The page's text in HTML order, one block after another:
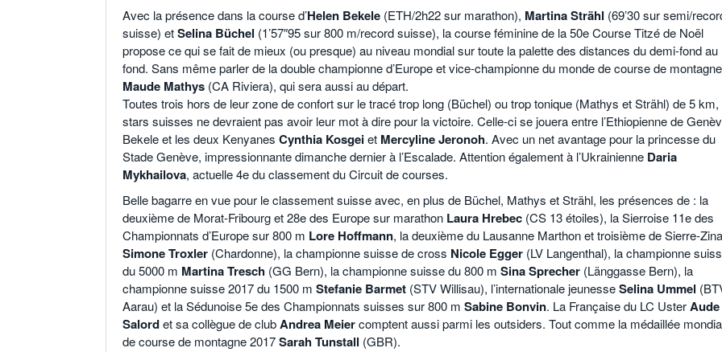
Avec la présence dans la course d’Helen Bekele (ETH/2h22 sur marathon), Martina Strähl (69’30 sur semi/
suisse) etSelina Büchel (1’57″95 sur 800 m/record suisse), la course féminine de la 50e Course Titzé de Noël
propose ce qui se fait de mieux (ou presque) au niveau mondial sur toute la palette des distances du demi-fond au
fond. Sans même parler de la double championne d’Europe et vice-championne du monde de course de montagne
Maude Mathys (CA Riviera), qui sera aussi au départ.
Toutes trois hors de leur zone de confort sur le tracé trop long (Büchel) ou trop tonique (Mathys et Strähl) de 5 km,
stars suisses ne devraient pas avoir leur mot à dire pour la victoire. Celle-ci se jouera entre l’Ethiopienne de
Bekele et les deux Kenyanes Cynthia Kosgeiet Mercyline Jeronoh. Avec un net avantage pour la princesse du
Stade Genève, impressionnante dimanche dernier à l’Escalade. Attention également à l’Ukrainienne Daria
Mykhailova, actuelle 4e du classement du Circuit de courses.
Belle bagarre en vue pour le classement suisse avec, en plus de Büchel, Mathys et Strähl, les présences de : la
deuxième de Morat-Fribourg et 28e des Europe sur marathon Laura Hrebec (CS 13 étoiles), la Sierroise 11e des
Championnats d’Europe sur 800 m Lore Hoffmann, la deuxième du Lausanne Marthon et troisième de Sierre-
Simone Troxler (Chardonne), la championne suisse de cross Nicole Egger (LV Langenthal), la championne
du 5000 m Martina Tresch (GG Bern), la championne suisse du 800 m Sina Sprecher (Länggasse Bern), la
championne suisse 2017 du 1500 m Stefanie Barmet (STV Willisau), l’internationale jeunesseSelina Ummel
Aarau) et la Sédunoise 5e des Championnats suisses sur 800 m Sabine Bonvin. La Française du LC UsterAude
Salordet sa collègue de clubAndrea Meiercomptent aussi parmi les outsiders. Tout comme la médaillée
de course de montagne 2017Sarah Tunstall (GBR).